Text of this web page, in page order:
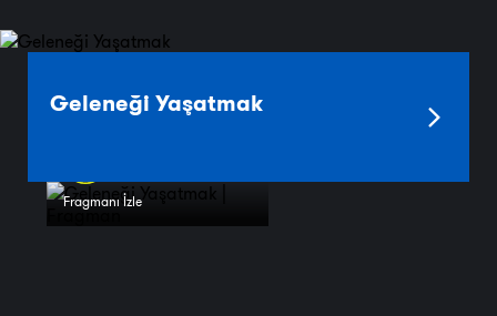
Geleneği Yaşatmak
Fragmanı İzle